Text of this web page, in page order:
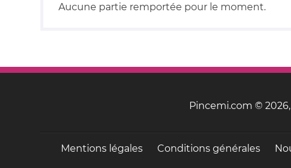
Aucune partie remportée pour le moment.
Pincemi.com ©
Mentions légales Conditions générales